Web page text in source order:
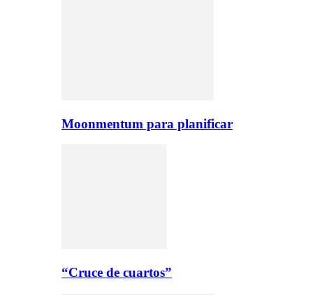
Moonmentum para planificar
“Cruce de cuartos”